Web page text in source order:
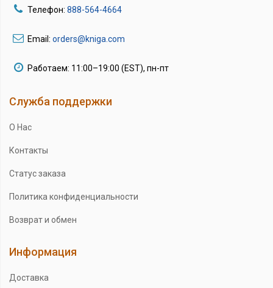
Телефон: 888-564-4664
Email: orders@kniga.com
Работаем: 11:00–19:00 (EST), пн-пт
Служба поддержки
О Нас
Контакты
Статус заказа
Политика конфиденциальности
Возврат и обмен
Информация
Доставка